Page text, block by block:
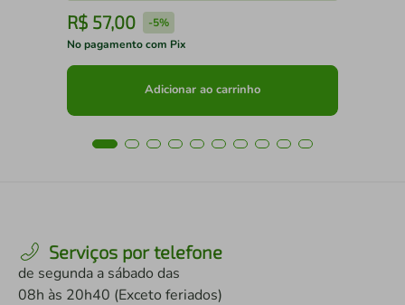
R$ 57,00 -5%
No pagamento com Pix
Adicionar ao carrinho
Serviços por telefone
de segunda a sábado das
08h às 20h40 (Exceto feriados)